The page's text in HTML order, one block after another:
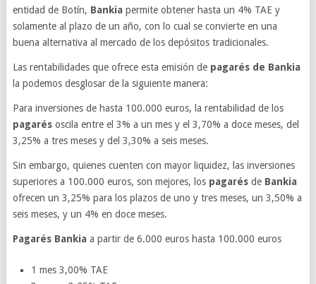
entidad de Botín, Bankia permite obtener hasta un 4% TAE y
solamente al plazo de un año, con lo cual se convierte en una
buena alternativa al mercado de los depósitos tradicionales.
Las rentabilidades que ofrece esta emisión de pagarés de Bankia
la podemos desglosar de la siguiente manera:
Para inversiones de hasta 100.000 euros, la rentabilidad de los
pagarés oscila entre el 3% a un mes y el 3,70% a doce meses, del
3,25% a tres meses y del 3,30% a seis meses.
Sin embargo, quienes cuenten con mayor liquidez, las inversiones
superiores a 100.000 euros, son mejores, los pagarés deBankia
ofrecen un 3,25% para los plazos de uno y tres meses, un 3,50% a
seis meses, y un 4% en doce meses.
Pagarés Bankia a partir de 6.000 euros hasta 100.000 euros
1 mes 3,00% TAE